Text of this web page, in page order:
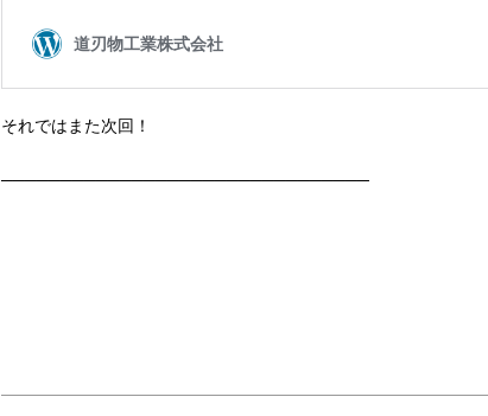
それではまた次回！
───────────────────────────────